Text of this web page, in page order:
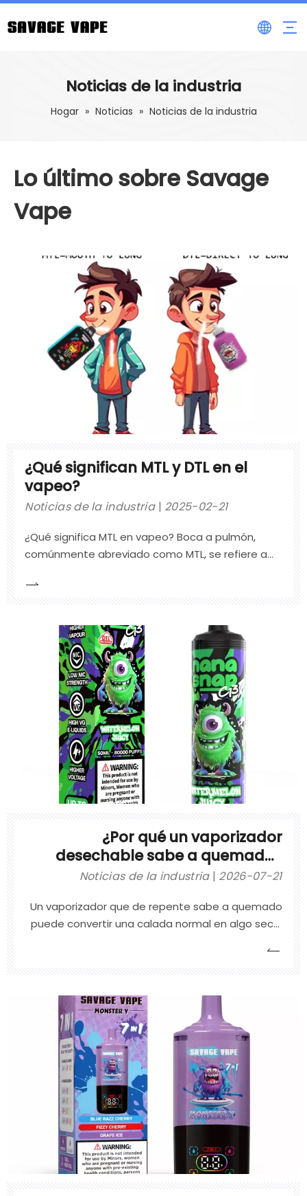
Noticias de la industria
Hogar » Noticias » Noticias de la industria
Lo último sobre Savage
Vape
¿Qué significan MTL y DTL en el
vapeo?
Noticias de la industria 2025-02-21
¿Qué significa MTL en vapeo? Boca a pulmón,
comúnmente abreviado como MTL, se refiere a
primero a la boca y luego se inhala hacia los
tradicional de fumar un cigarrillo, lo que lo
convierte en una transición familiar y cómoda
¿Por qué un vaporizador
desechable sabe a quemado?
Causas y consejos para el
Noticias de la industria 2026-07-21
Un vaporizador que de repente sabe a quemado
puede convertir una calada normal en algo seco,